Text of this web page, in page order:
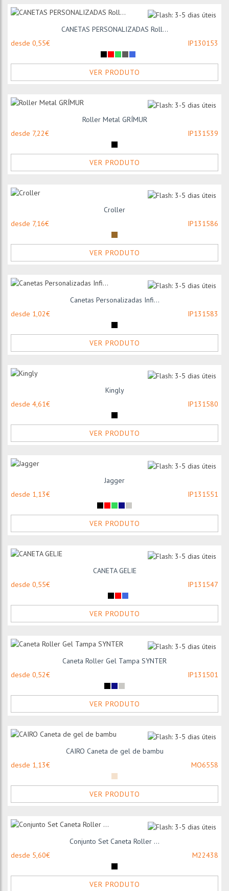
CANETAS PERSONALIZADAS Roll...
desde 0,55€
IP130153
VER PRODUTO
Roller Metal GRÍMUR
desde 7,22€
IP131539
VER PRODUTO
Croller
desde 7,16€
IP131586
VER PRODUTO
Canetas Personalizadas Infi...
desde 1,02€
IP131583
VER PRODUTO
Kingly
desde 4,61€
IP131580
VER PRODUTO
Jagger
desde 1,13€
IP131551
VER PRODUTO
CANETA GELIE
desde 0,55€
IP131547
VER PRODUTO
Caneta Roller Gel Tampa SYNTER
desde 0,52€
IP131501
VER PRODUTO
CAIRO Caneta de gel de bambu
desde 1,13€
MO6558
VER PRODUTO
Conjunto Set Caneta Roller ...
desde 5,60€
M22438
VER PRODUTO